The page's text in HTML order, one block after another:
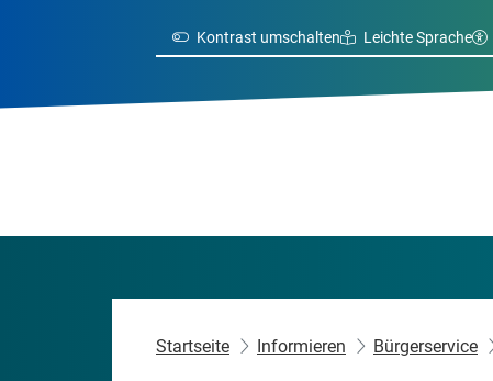
Kontrast umschalten Leichte Sprache
Startseite Informieren Bürgerservice